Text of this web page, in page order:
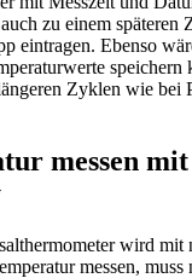
zu einem späteren
eintragen. Ebenso
speichern
Zyklen wie bei
messen
wird
messen, muss